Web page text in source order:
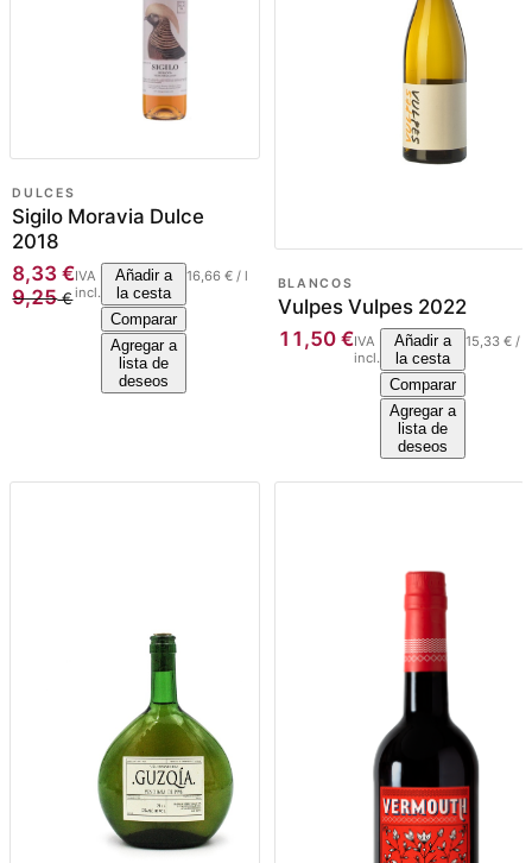
DULCES
Sigilo Moravia Dulce
2018
8,33 €
9,25€
IVA
incl.
16,66 € / l
Añadir a
la cesta
Comparar
Agregar a
lista de
deseos
BLANCOS
Vulpes Vulpes 2022
11,50€IVA
incl.
15,33€/
Añadir a
la cesta
Comparar
Agregar a
lista de
deseos